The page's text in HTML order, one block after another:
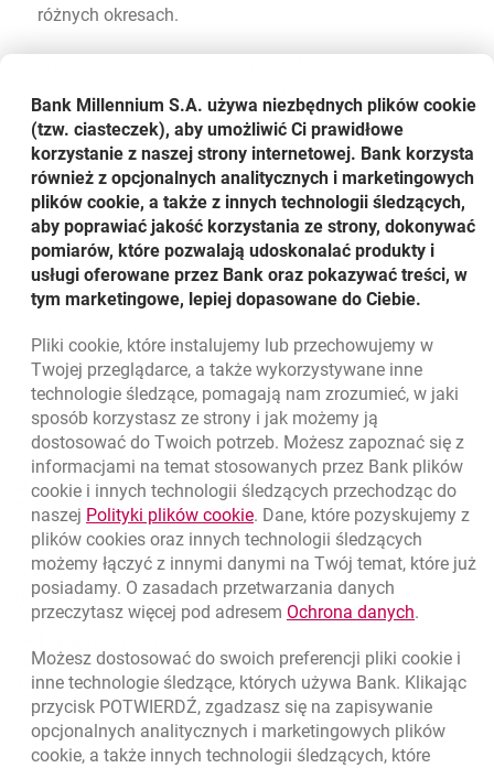
różnych okresach.
wypłaconych na rachunek bieżący do dnia
poprzedzającego zerwanie lokaty. Pobierana jest
natomiast opłata manipulacyjna z rachunku bieżącego,
wyliczana według wzoru: wpłacona kwota lokaty x 0,011%
x liczba dni, przez którą klient deponował środki na lokacie.
Lokatę Codzienny Zysk można otworzyć we wszystkich
oddziałach Banku Millennium na terenie całego kraju. Od
lipca produkt będzie dostępny także za pośrednictwem
Powrót do listy
Nawigacja dolna
Zadzwoń do nas
801 331 331
(+48) 22 598 40 40
Migam
Znajdź placówkę lub bankomat otwiera się w nowej karcie
Oceń nas otwiera się w nowej karcie
Bank Millennium S.A. używa niezbędnych plików cookie
(tzw. ciasteczek), aby umożliwić Ci prawidłowe
korzystanie z naszej strony internetowej. Bank korzysta
również z opcjonalnych analitycznych i marketingowych
plików cookie, a także z innych technologii śledzących,
aby poprawiać jakość korzystania ze strony, dokonywać
pomiarów, które pozwalają udoskonalać produkty i
usługi oferowane przez Bank oraz pokazywać treści, w
tym marketingowe, lepiej dopasowane do Ciebie.
Pliki cookie, które instalujemy lub przechowujemy w
Twojej przeglądarce, a także wykorzystywane inne
technologie śledzące, pomagają nam zrozumieć, w jaki
sposób korzystasz ze strony i jak możemy ją
dostosować do Twoich potrzeb. Możesz zapoznać się z
informacjami na temat stosowanych przez Bank plików
cookie i innych technologii śledzących przechodząc do
naszej Polityki plików cookielink otwiera się w nowym oknie
. Dane, które pozyskujemy z
plików cookies oraz innych technologii śledzących
możemy łączyć z innymi danymi na Twój temat, które już
posiadamy. O zasadach przetwarzania danych
przeczytasz więcej pod adresem Ochrona danychlink
.
Możesz dostosować do swoich preferencji pliki cookie i
inne technologie śledzące, których używa Bank. Klikając
przycisk POTWIERDŹ, zgadzasz się na zapisywanie
opcjonalnych analitycznych i marketingowych plików
cookie, a także innych technologii śledzących, które